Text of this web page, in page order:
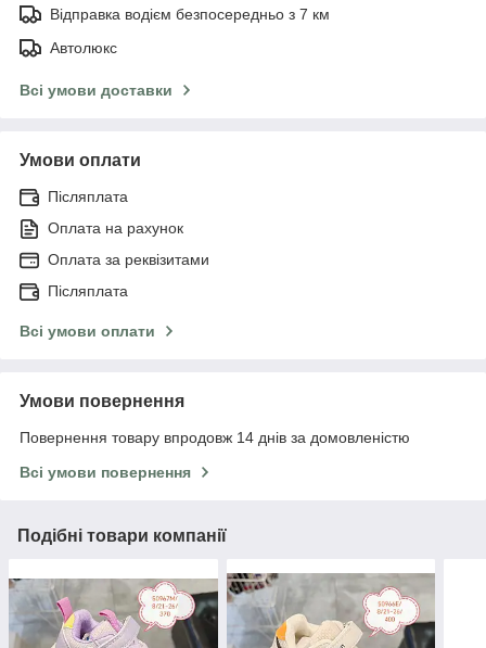
Відправка водієм безпосередньо з 7 км
Автолюкс
Всі умови доставки
Умови оплати
Післяплата
Оплата на рахунок
Оплата за реквізитами
Післяплата
Всі умови оплати
Умови повернення
Повернення товару впродовж 14 днів за домовленістю
Всі умови повернення
Подібні товари компанії